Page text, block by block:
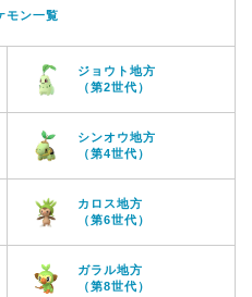
モン一覧
ジョウト地方
（第2世代）
シンオウ地方
（第4世代）
カロス地方
（第6世代）
ガラル地方
（第8世代）